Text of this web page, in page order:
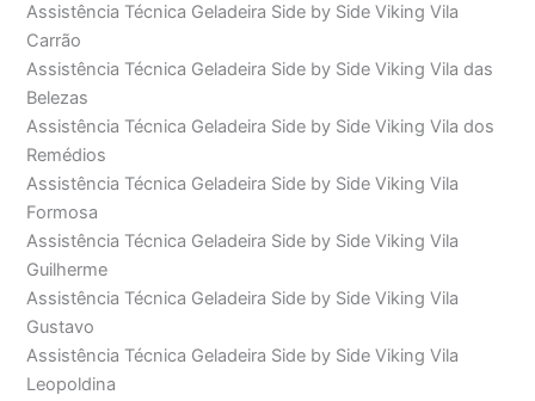
Assistência Técnica Geladeira Side by Side Viking Vila
Carrão
Assistência Técnica Geladeira Side by Side Viking Vila das
Belezas
Assistência Técnica Geladeira Side by Side Viking Vila dos
Remédios
Assistência Técnica Geladeira Side by Side Viking Vila
Formosa
Assistência Técnica Geladeira Side by Side Viking Vila
Guilherme
Assistência Técnica Geladeira Side by Side Viking Vila
Gustavo
Assistência Técnica Geladeira Side by Side Viking Vila
Leopoldina